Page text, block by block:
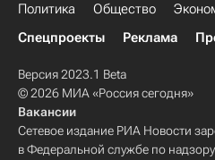
Политика Общество
Спецпроекты
Реклама
Версия 2023.1 Beta
© 2026 МИА «Россия сегодня»
Вакансии
Сетевое издание РИА Новости
в Федеральной службе по